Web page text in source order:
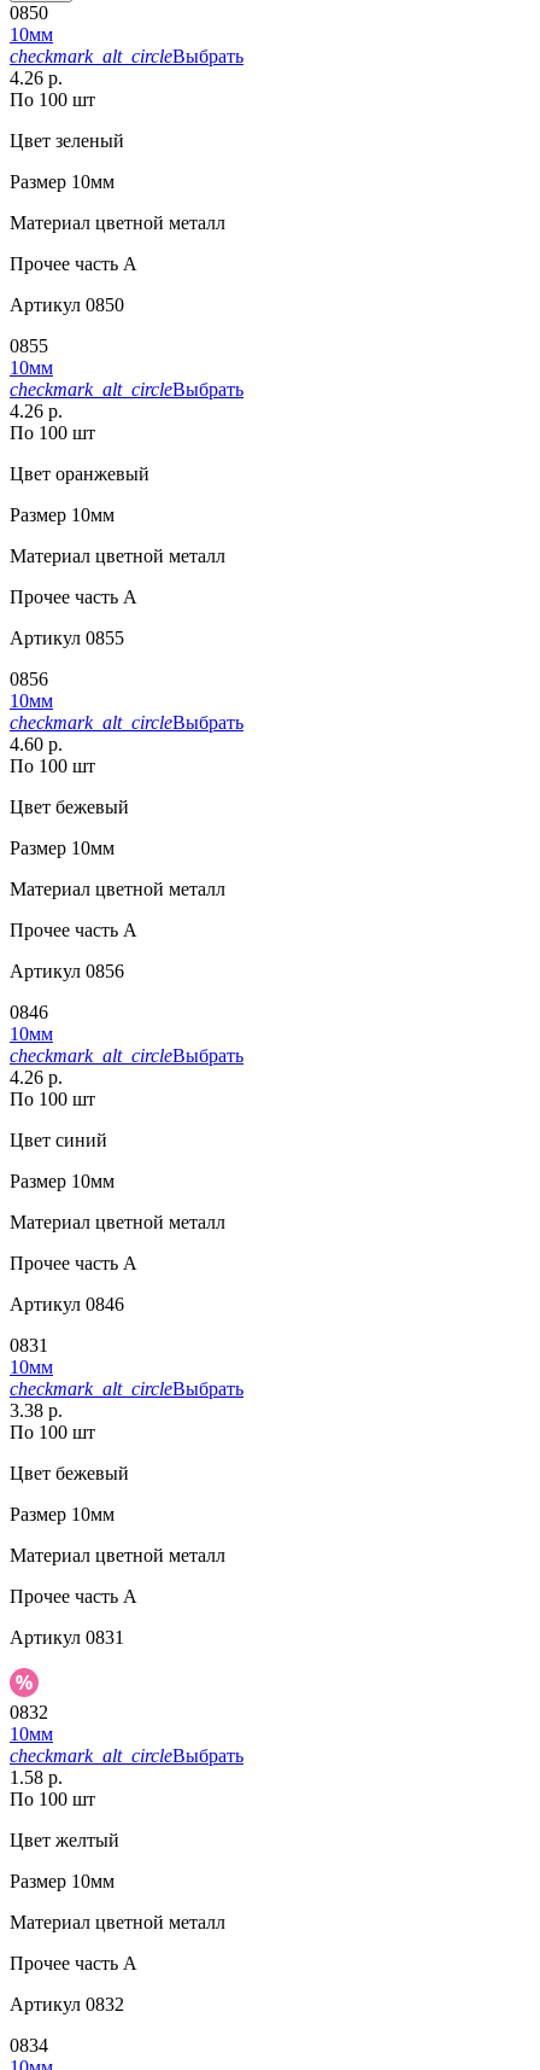
0850
10мм
checkmark_alt_circleВыбрать
4.26 р.
По 100 шт
Цвет зеленый
Размер 10мм
Материал цветной металл
Прочее часть A
Артикул 0850
0855
10мм
checkmark_alt_circleВыбрать
4.26 р.
По 100 шт
Цвет оранжевый
Размер 10мм
Материал цветной металл
Прочее часть A
Артикул 0855
0856
10мм
checkmark_alt_circleВыбрать
4.60 р.
По 100 шт
Цвет бежевый
Размер 10мм
Материал цветной металл
Прочее часть A
Артикул 0856
0846
10мм
checkmark_alt_circleВыбрать
4.26 р.
По 100 шт
Цвет синий
Размер 10мм
Материал цветной металл
Прочее часть A
Артикул 0846
0831
10мм
checkmark_alt_circleВыбрать
3.38 р.
По 100 шт
Цвет бежевый
Размер 10мм
Материал цветной металл
Прочее часть A
Артикул 0831
0832
10мм
checkmark_alt_circleВыбрать
1.58 р.
По 100 шт
Цвет желтый
Размер 10мм
Материал цветной металл
Прочее часть A
Артикул 0832
0834